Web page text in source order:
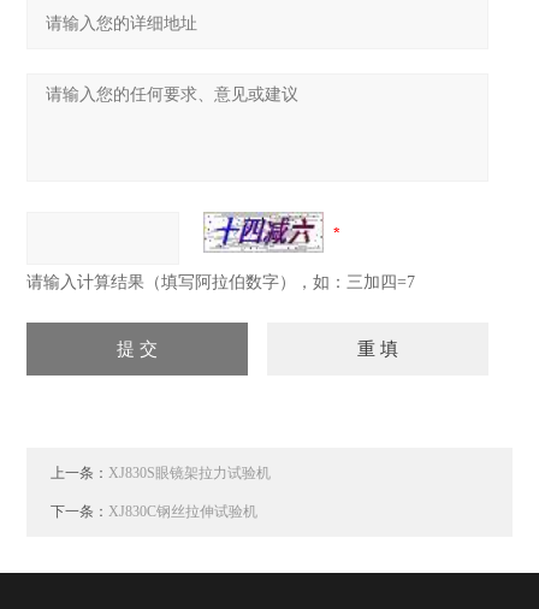
请输入计算结果（填写阿拉伯数字），如：三加四=7
上一条：XJ830S眼镜架拉力试验机
下一条：XJ830C钢丝拉伸试验机